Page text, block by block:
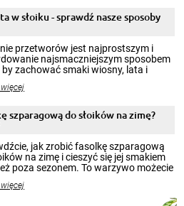
w słoiku - sprawdź nasze sposoby
przetworów jest najprostszym i
najsmaczniejszym sposobem
by zachować smaki wiosny, lata i
by cieszyć nimi oko w sezonie
atmosferę cieplejszych
Przygotowanie słoików ze
które pozwolą zachować świeżość
szparagową do słoików na zimę?
jak zrobić fasolkę szparagową
na zimę i cieszyć się jej smakiem
poza sezonem. To warzywo możecie
propozycje!